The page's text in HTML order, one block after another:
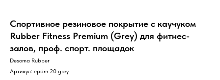
Спортивное резиновое покрытие с каучуком
Rubber Fitness Premium (Grey) для фитнес-
залов, проф. спорт. площадок
Desoma Rubber
Артикул: epdm 20 grey